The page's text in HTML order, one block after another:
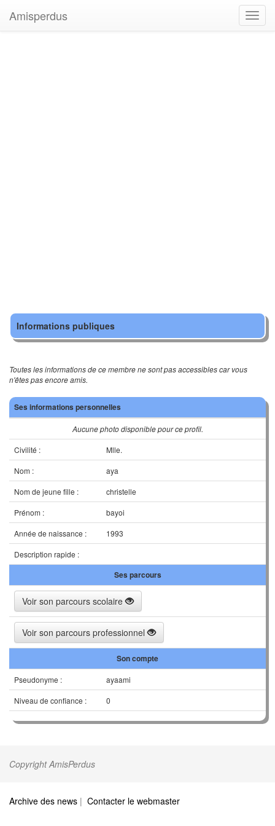
Amisperdus
Informations publiques
Toutes les informations de ce membre ne sont pas accessibles car vous
n'êtes pas encore amis.
Ses informations personnelles
Aucune photo disponible pour ce profil.
Civilité :
Mlle.
Nom :
aya
Nom de jeune fille :
christelle
Prénom :
bayoi
Année de naissance :
1993
Description rapide :
Ses parcours
Voir son parcours scolaire
Voir son parcours professionnel
Son compte
Pseudonyme :
ayaami
Niveau de confiance :
0
Copyright AmisPerdus
Archive des news | Contacter le webmaster